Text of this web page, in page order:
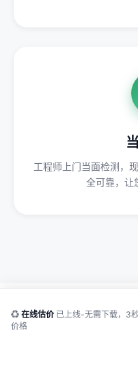
工程师上门当面检测，
全可靠，让
♻ 在线估价 已上线-无需下载，3
价格